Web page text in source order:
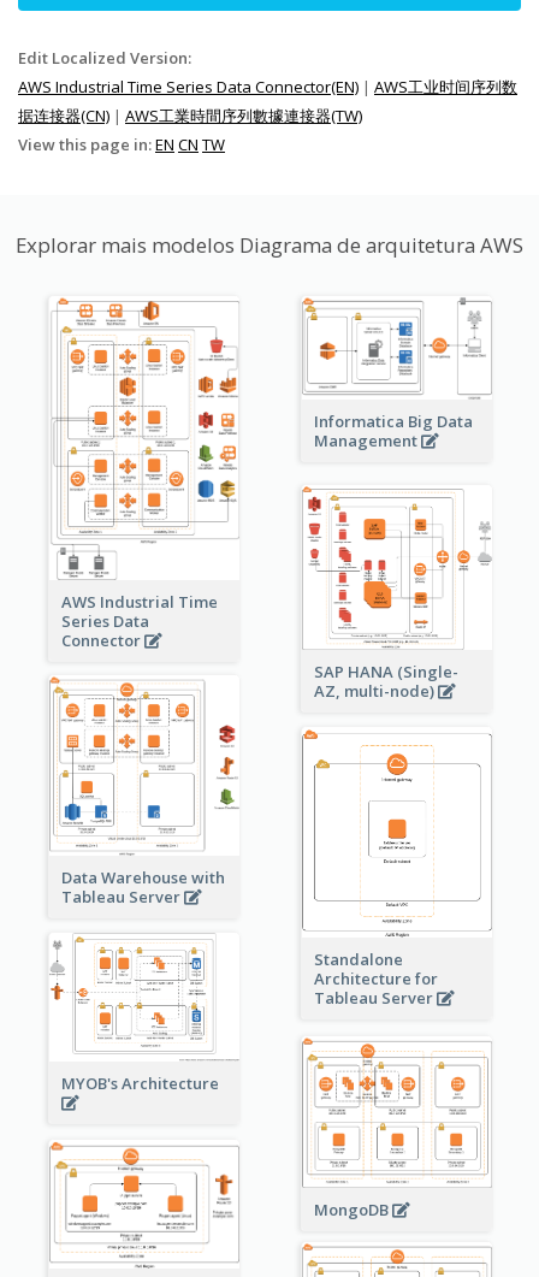
Edit Localized Version:
AWS Industrial Time Series Data Connector(EN) | AWS工业时间序列数
据连接器(CN) | AWS工業時間序列數據連接器(TW)
View this page in:EN CN TW
Explorar mais modelos Diagrama de arquitetura AWS
AWS Industrial Time
Series Data
Connector
Informatica Big Data
Management
SAP HANA (Single-
AZ, multi-node)
Data Warehouse with
Tableau Server
Standalone
Architecture for
Tableau Server
MYOB's Architecture
MongoDB